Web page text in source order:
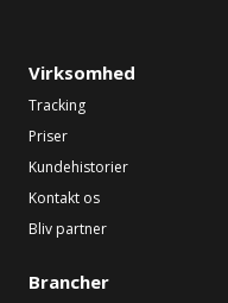
Virksomhed
Tracking
Priser
Kundehistorier
Kontakt os
Bliv partner
Brancher